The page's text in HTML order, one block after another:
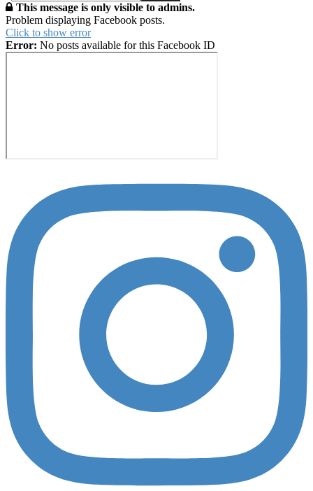
This message is only visible to admins.
Problem displaying Facebook posts.
Click to show error
Error: No posts available for this Facebook ID